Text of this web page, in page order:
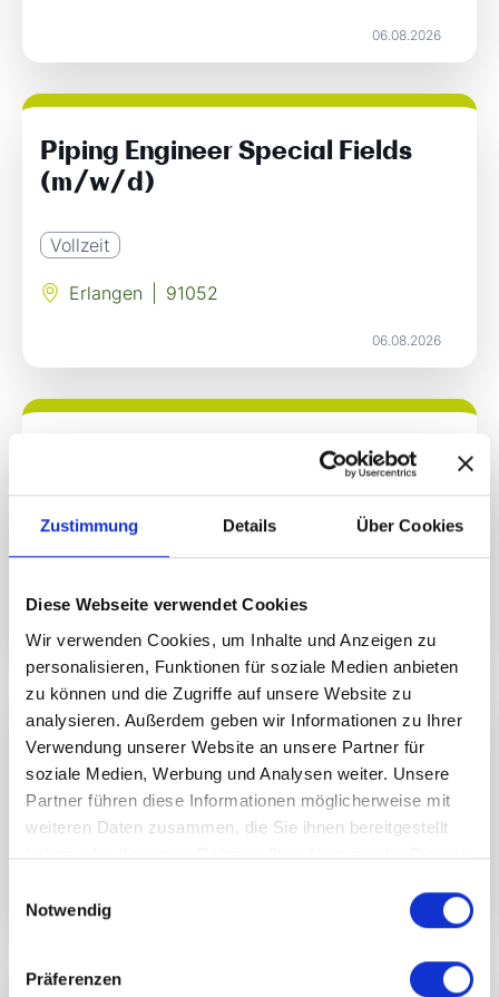
Zustimmung Details Über Cookies
Diese Webseite verwendet Cookies
Wir verwenden Cookies, um Inhalte und Anzeigen zu
personalisieren, Funktionen für soziale Medien anbieten
zu können und die Zugriffe auf unsere Website zu
analysieren. Außerdem geben wir Informationen zu Ihrer
Verwendung unserer Website an unsere Partner für
soziale Medien, Werbung und Analysen weiter. Unsere
Partner führen diese Informationen möglicherweise mit
weiteren Daten zusammen, die Sie ihnen bereitgestellt
haben oder die sie im Rahmen Ihrer Nutzung der Dienste
Notwendig
Präferenzen
06.08.2026
Piping Engineer Special Fields
(m/w/d)
Vollzeit
Erlangen 91052
06.08.2026
Technischer Zeichner (m/w/d)
Vollzeit
Electrical Engineer (m/w/d)
Vollzeit
06.08.2026